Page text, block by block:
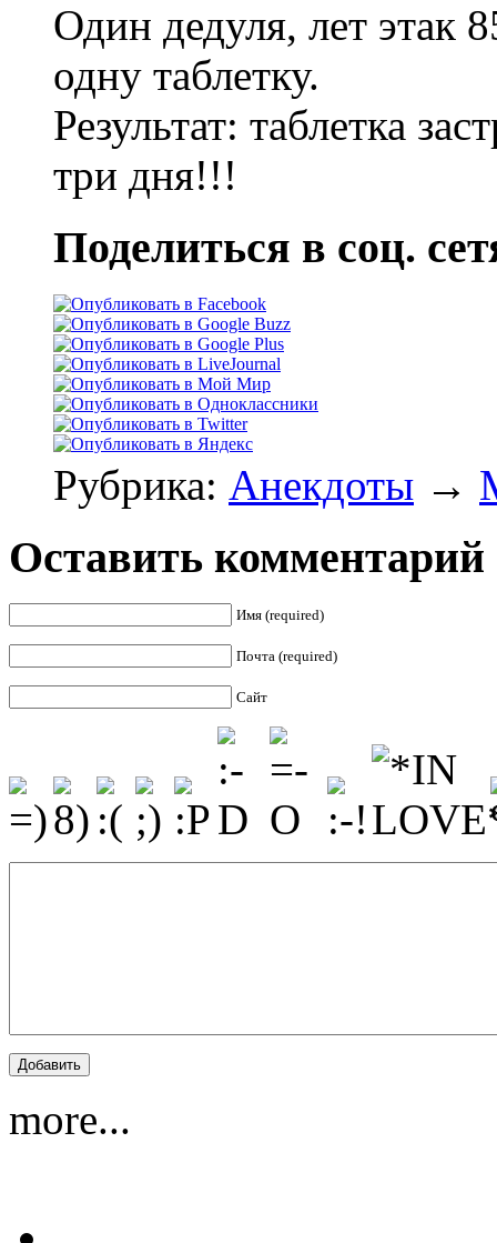
Один дедуля, лет этак
одну таблетку.
Результат: таблетка
три дня!!!
Поделиться в соц.
Рубрика: Анекдоты →
Оставить комментарий
Имя (required)
Почта (required)
Сайт
more...